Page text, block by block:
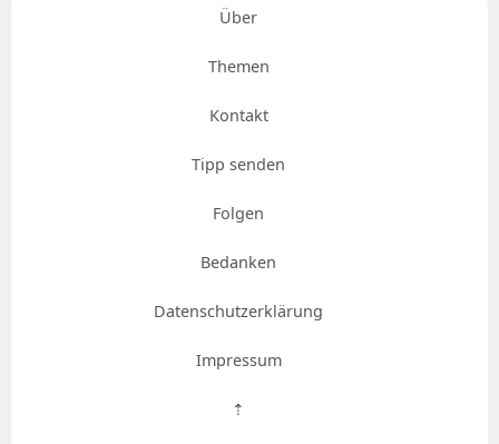
Über
Themen
Kontakt
Tipp senden
Folgen
Bedanken
Datenschutzerklärung
Impressum
⇡